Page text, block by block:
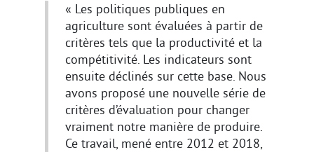
« Les politiques publiques en
agriculture sont évaluées à partir de
critères tels que la productivité et la
compétitivité. Les indicateurs sont
ensuite déclinés sur cette base. Nous
avons proposé une nouvelle série de
critères d’évaluation pour changer
vraiment notre manière de produire.
Ce travail, mené entre 2012 et 2018,